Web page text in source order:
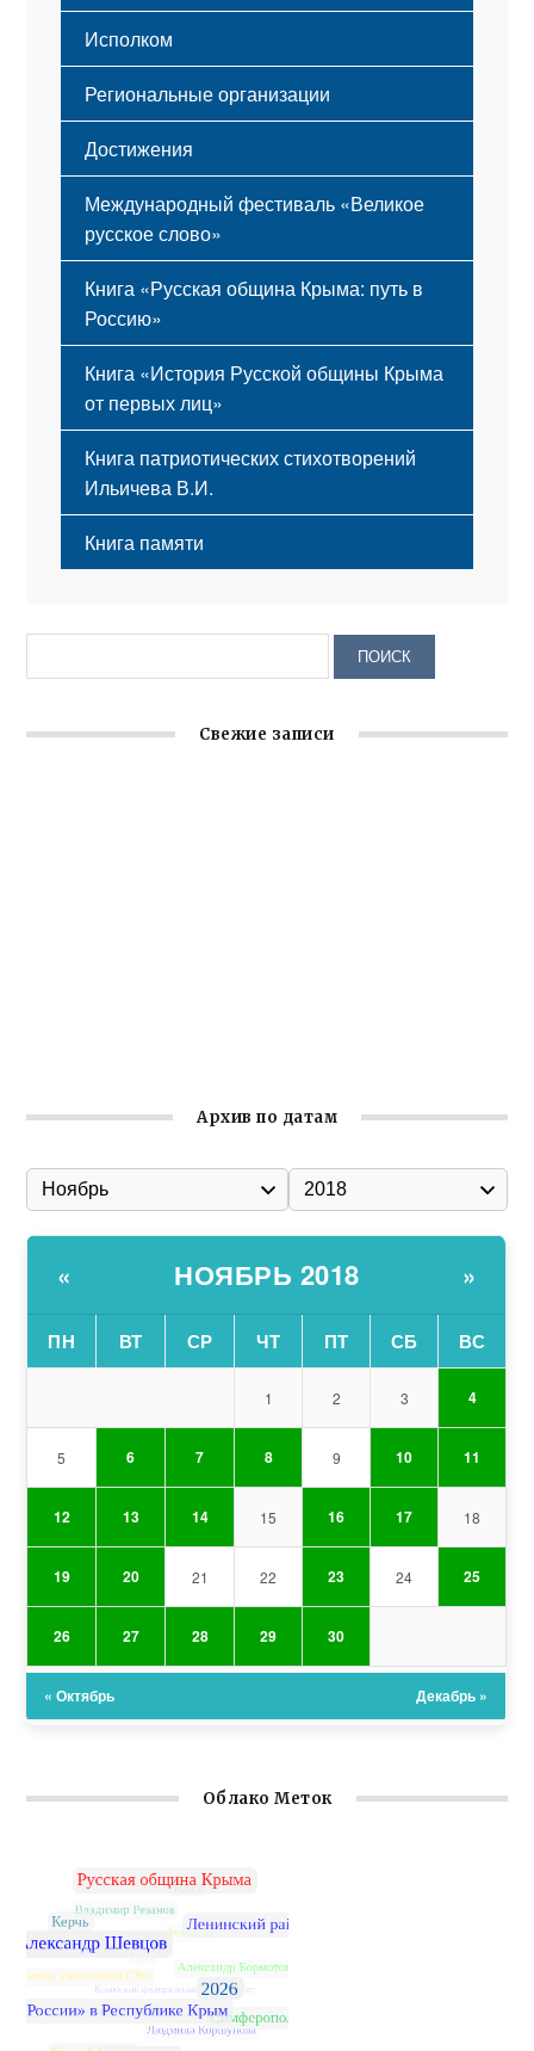
Исполком
Региональные организации
Достижения
Международный фестиваль «Великое
русское слово»
Книга «Русская община Крыма: путь в
Россию»
Книга «История Русской общины Крыма
от первых лиц»
Книга патриотических стихотворений
Ильичева В.И.
Книга памяти
Свежие записи
Архив по датам
« НОЯБРЬ 2018 »
ПН ВТ СР ЧТ ПТ СБ ВС
1 2 3 4
5 6 7 8 9 10 11
12 13 14 15 16 17 18
19 20 21 22 23 24 25
26 27 28 29 30
« Октябрь Декабрь »
Облако Меток